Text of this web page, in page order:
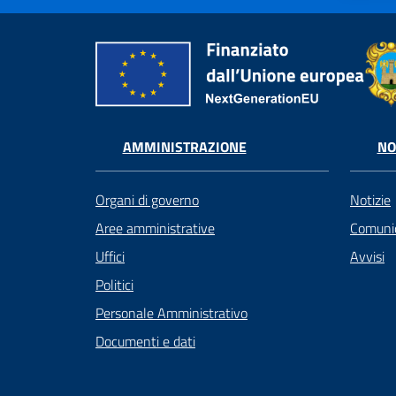
AMMINISTRAZIONE
Organi di governo
Aree amministrative
Uffici
Politici
Personale Amministrativo
Documenti e dati
Notizie
Avvisi